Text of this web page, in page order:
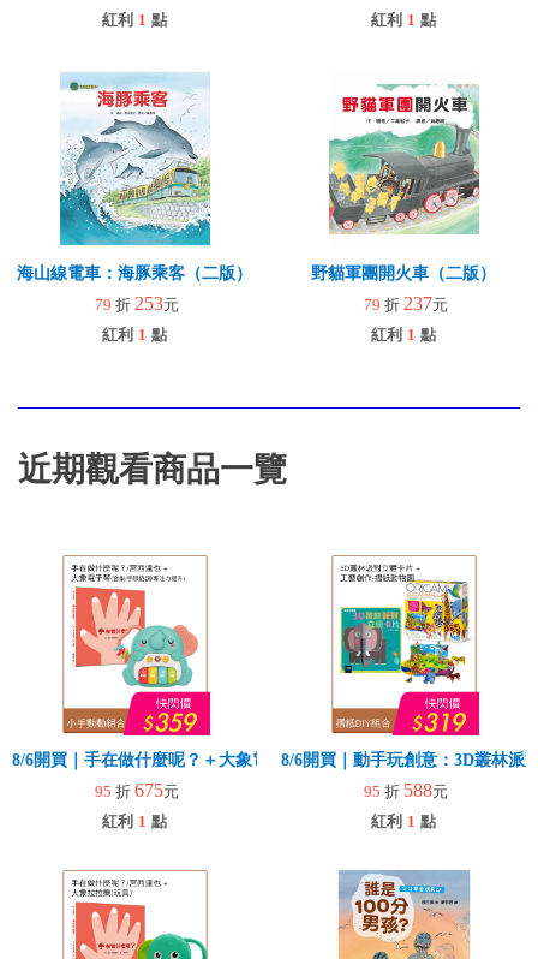
紅利 1 點
紅利 1 點
海山線電車：海豚乘客（二版）
79 折 253元
紅利 1 點
野貓軍團開火車（二版）
79 折 237元
紅利 1 點
近期觀看商品一覽
8/6開買｜手在做什麼呢？＋大象電子琴
95 折 675元
紅利 1 點
8/6開買｜動手玩創意：3D叢林派
95 折 588元
紅利 1 點